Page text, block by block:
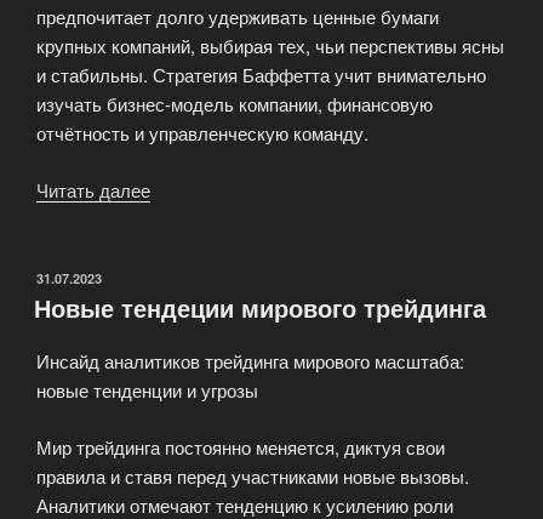
предпочитает долго удерживать ценные бумаги
крупных компаний, выбирая тех, чьи перспективы ясны
и стабильны. Стратегия Баффетта учит внимательно
изучать бизнес-модель компании, финансовую
отчётность и управленческую команду.
Читать далее
ОПУБЛИКОВАНО
31.07.2023
Новые тендеции мирового трейдинга
Инсайд аналитиков трейдинга мирового масштаба:
новые тенденции и угрозы
Мир трейдинга постоянно меняется, диктуя свои
правила и ставя перед участниками новые вызовы.
Аналитики отмечают тенденцию к усилению роли